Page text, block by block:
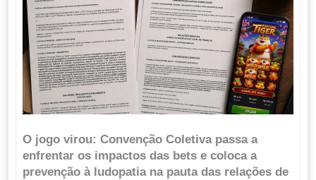
O jogo virou: Convenção Coletiva passa a
enfrentar os impactos das bets e coloca a
prevenção à ludopatia na pauta das relações de